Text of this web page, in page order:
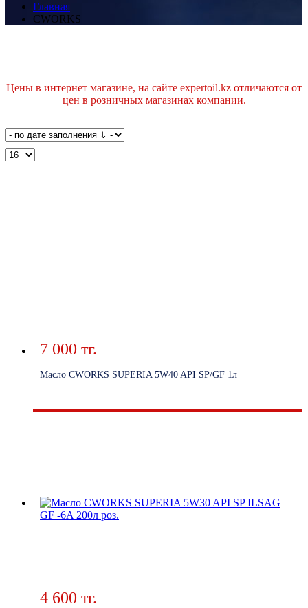
Главная
CWORKS
Цены в интернет магазине, на сайте expertoil.kz отличаются от
цен в розничных магазинах компании.
7 000 тг.
Масло CWORKS SUPERIA 5W40 API SP/GF 1л
4 600 тг.